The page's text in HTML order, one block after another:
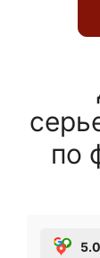
по
5.0